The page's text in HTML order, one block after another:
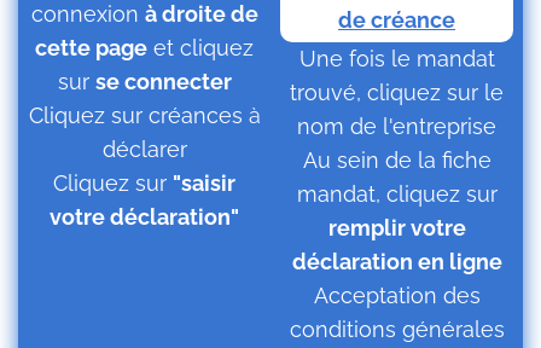
connexion à droite de
cette page et cliquez
sur se connecter
Cliquez sur créances à
déclarer
Cliquez sur "saisir
votre déclaration"
de créance
Une fois le mandat
trouvé, cliquez sur le
nom de l'entreprise
Au sein de la fiche
mandat, cliquez sur
remplir votre
déclaration en ligne
Acceptation des
conditions générales